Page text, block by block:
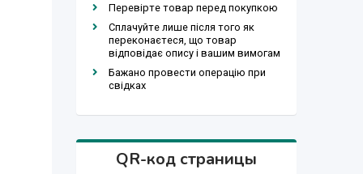
Перевірте товар перед покупкою
Сплачуйте лише після того як
переконаєтеся, що товар
відповідає опису і вашим вимогам
Бажано провести операцію при
свідках
QR-код страницы